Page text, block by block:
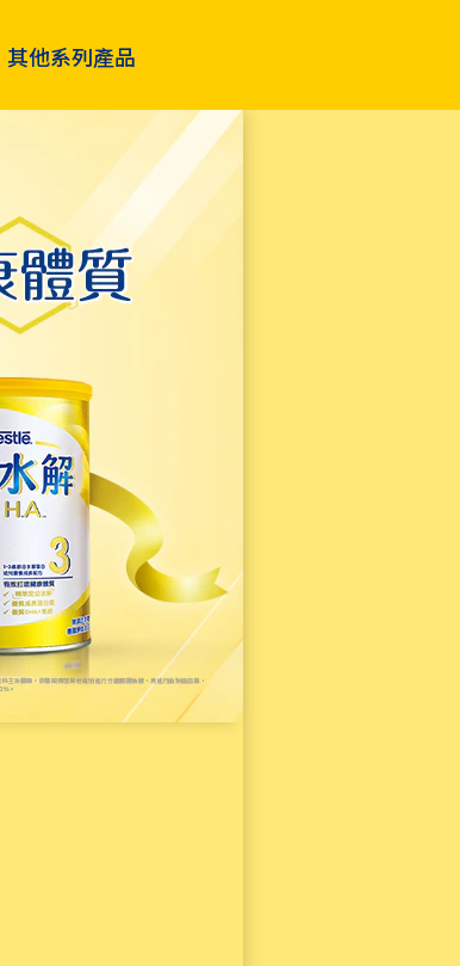
其他系列產品